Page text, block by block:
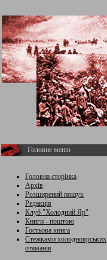
Головне меню
Головна сторінка
Архів
Розширений пошук
Редакція
Клуб "Холодний Яр"
Книги - поштою
Гостьова книга
Стежками холодноярських
отаманів